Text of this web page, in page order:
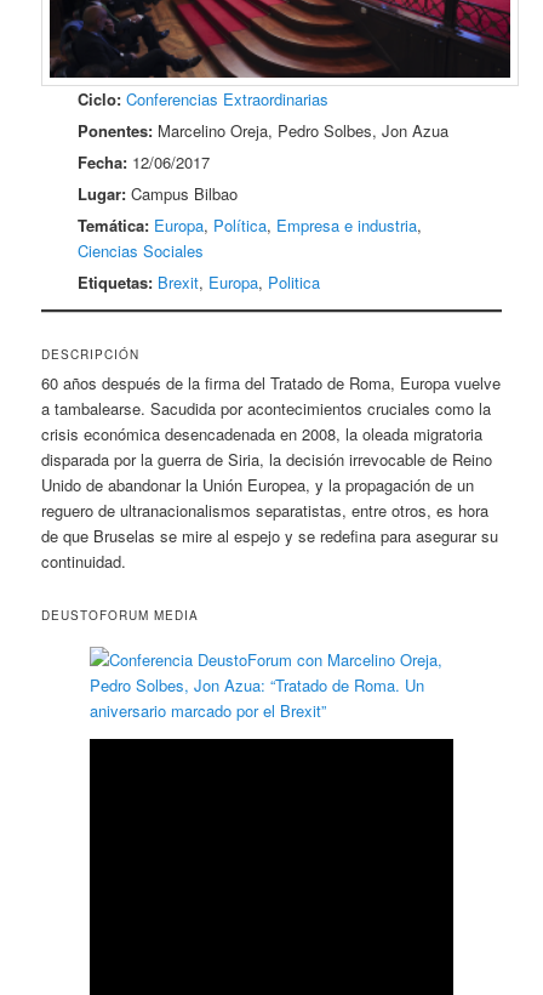
Ciclo: Conferencias Extraordinarias
Ponentes: Marcelino Oreja, Pedro Solbes, Jon Azua
Fecha: 12/06/2017
Lugar: Campus Bilbao
Temática: Europa, Política, Empresa e industria,
Ciencias Sociales
Etiquetas: Brexit, Europa, Politica
DESCRIPCIÓN
60 años después de la firma del Tratado de Roma, Europa vuelve
a tambalearse. Sacudida por acontecimientos cruciales como la
crisis económica desencadenada en 2008, la oleada migratoria
disparada por la guerra de Siria, la decisión irrevocable de Reino
Unido de abandonar la Unión Europea, y la propagación de un
reguero de ultranacionalismos separatistas, entre otros, es hora
de que Bruselas se mire al espejo y se redefina para asegurar su
continuidad.
DEUSTOFORUM MEDIA